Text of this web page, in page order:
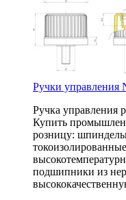
Ручки управления
Ручка управления
Купить
розницу:
подшипники из